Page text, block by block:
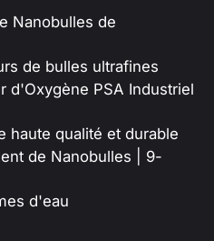
Nanobulles de
de bulles ultrafines
d'Oxygène PSA Industriel
haute qualité et durable
de Nanobulles | 9-
d'eau